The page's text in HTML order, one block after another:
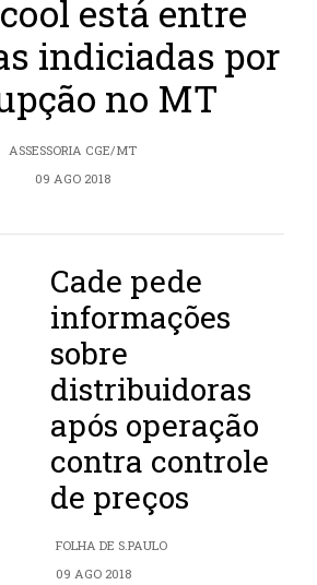
está entre
indiciadas por
no MT
ASSESSORIA CGE/MT
09 AGO 2018
Cade pede
informações
sobre
distribuidoras
após operação
contra controle
de preços
FOLHA DE S.PAULO
09 AGO 2018